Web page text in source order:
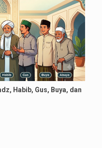
Habib, Gus, Buya, dan